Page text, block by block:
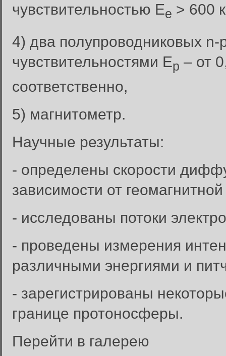
чувствительностью Ее > 600
4) два полупроводниковых n-
чувствительностями Ер – от
соответственно,
5) магнитометр.
Научные результаты:
- определены скорости
зависимости от
- исследованы потоки
- проведены измерения
различными энергиями и
- зарегистрированы
границе протоносферы.
Перейти в галерею